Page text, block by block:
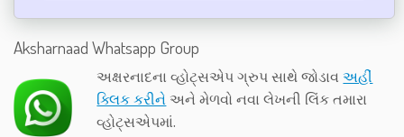
Aksharnaad Whatsapp Group
અક્ષરનાદના વ્હોટ્સએપ ગ્રુપ સાથે જોડાવઅહીં
ક્લિક કરીને અને મેળવો નવા લેખની લિંક તમારા
વ્હોટ્સએપમાં.